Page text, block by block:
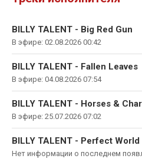
BILLY TALENT - Big Red Gun
В эфире: 02.08.2026 00:42
BILLY TALENT - Fallen Leaves
В эфире: 04.08.2026 07:54
BILLY TALENT - Horses &
В эфире: 25.07.2026 07:02
BILLY TALENT - Perfect World
Нет информации о последнем